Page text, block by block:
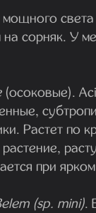
света
сорняк. У
(осоковые).
Растет по
при
(sp. mini).